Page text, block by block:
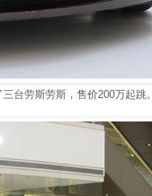
台劳斯劳斯，售价200万起跳。